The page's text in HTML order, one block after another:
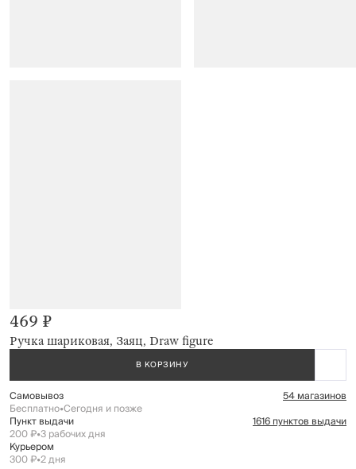
Ручка шариковая, Заяц, Draw figure
469 ₽
В КОРЗИНУ
Самовывоз 54 магазинов
Бесплатно•Сегодня и позже
Пункт выдачи 1616 пунктов выдачи
200 ₽•3 рабочих дня
Курьером
300 ₽•2 дня